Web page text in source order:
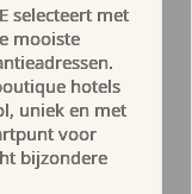
selecteert met
mooiste
hotels
uniek en met
voor
bijzondere